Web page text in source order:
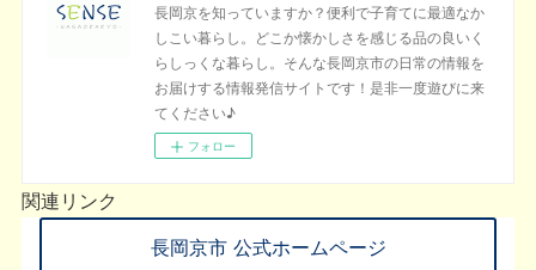
長岡京を知っていますか？便利で子育てに最適なか
しこい暮らし。どこか懐かしさを感じる品の良いく
らしっくな暮らし。そんな長岡京市の日常の情報を
お届けする情報発信サイトです！是非一度遊びに来
てください♪
フォロー
関連リンク
長岡京市 公式ホームページ